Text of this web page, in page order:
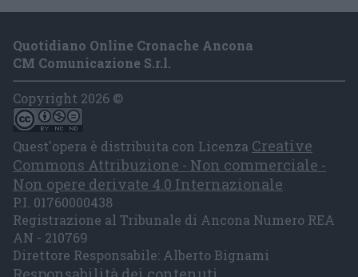
Quotidiano Online Cronache Ancona
CM Comunicazione S.r.l.
Copyright 2026 ©
Quest'opera è distribuita con Licenza Creative
Commons Attribuzione - Non commerciale -
Non opere derivate 4.0 Internazionale
P.I. 01760000438
Registrazione al Tribunale di Ancona Numero REA
AN - 210769
Direttore Responsabile: Alberto Bignami